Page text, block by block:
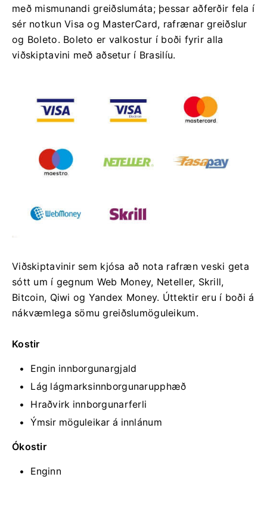
með mismunandi greiðslumáta; þessar aðferðir fela í
sér notkun Visa og MasterCard, rafrænar greiðslur
og Boleto. Boleto er valkostur í boði fyrir alla
viðskiptavini með aðsetur í Brasilíu.
Viðskiptavinir sem kjósa að nota rafræn veski geta
sótt um í gegnum Web Money, Neteller, Skrill,
Bitcoin, Qiwi og Yandex Money. Úttektir eru í boði á
nákvæmlega sömu greiðslumöguleikum.
Kostir
Engin innborgunargjald
Lág lágmarksinnborgunarupphæð
Hraðvirk innborgunarferli
Ýmsir möguleikar á innlánum
Ókostir
Enginn